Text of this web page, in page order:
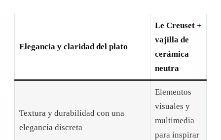
Elegancia y claridad del plato
Le Creuset +
vajilla de
cerámica
neutra
Textura y durabilidad con una
elegancia discreta
Elementos
visuales y
multimedia
para inspirar